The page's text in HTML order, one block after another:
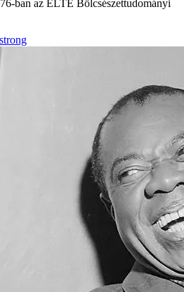
ban az ELTE Bölcsészettudományi